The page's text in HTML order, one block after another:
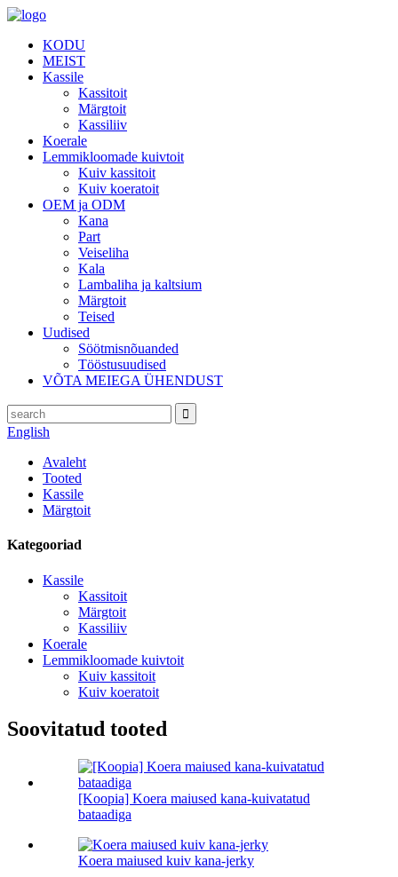
KODU
MEIST
Kassile
Kassitoit
Märgtoit
Kassiliiv
Koerale
Lemmikloomade kuivtoit
Kuiv kassitoit
Kuiv koeratoit
OEM ja ODM
Kana
Part
Veiseliha
Kala
Lambaliha ja kaltsium
Märgtoit
Teised
Uudised
Söötmisnõuanded
Tööstusuudised
VÕTA MEIEGA ÜHENDUST
English
Avaleht
Tooted
Kassile
Märgtoit
Kategooriad
Kassile
Kassitoit
Märgtoit
Kassiliiv
Koerale
Lemmikloomade kuivtoit
Kuiv kassitoit
Kuiv koeratoit
Soovitatud tooted
[Koopia] Koera maiused kana-kuivatatud
bataadiga
Koera maiused kuiv kana-jerky